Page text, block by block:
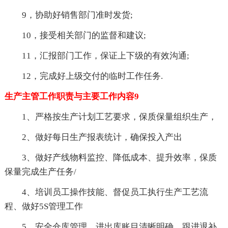
9，协助好销售部门准时发货;
10，接受相关部门的监督和建议;
11，汇报部门工作，保证上下级的有效沟通;
12，完成好上级交付的临时工作任务.
生产主管工作职责与主要工作内容9
1、严格按生产计划工艺要求，保质保量组织生产，
2、做好每日生产报表统计，确保投入产出
3、做好产线物料监控、降低成本、提升效率，保质
保量完成生产任务/
4、培训员工操作技能、督促员工执行生产工艺流
程、做好5S管理工作